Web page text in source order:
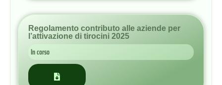
Regolamento contributi asili nido, scuole di
infanzia, scuola primaria e scuola
secondaria di I grado a.s. 2025-2026